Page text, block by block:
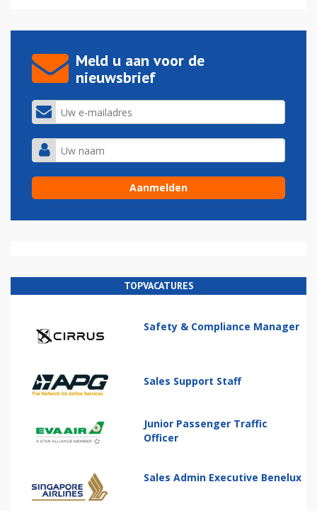
Meld u aan voor de
nieuwsbrief
TOPVACATURES
Safety & Compliance Manager
Sales Support Staff
Junior Passenger Traffic
Officer
Sales Admin Executive Benelux